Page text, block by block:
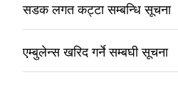
सडक लगत कट्टा सम्बन्धि सूचना
एम्बुलेन्स खरिद गर्ने सम्बघी सूचना